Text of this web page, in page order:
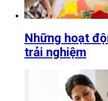
Những hoạt
trải nghiệm